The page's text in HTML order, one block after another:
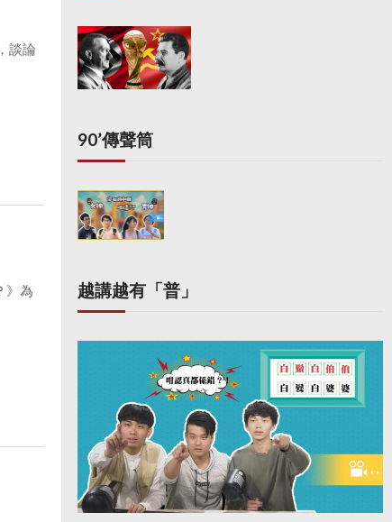
談論
》為
90’傳聲筒
越講越有「普」